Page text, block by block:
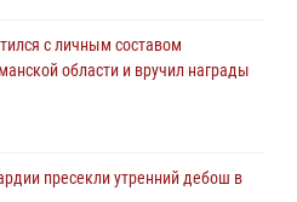
с личным составом
области и вручил награды
пресекли утренний дебош в